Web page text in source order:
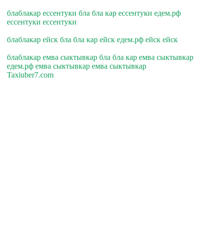
блаблакар ессентуки бла бла кар ессентуки едем.рф
ессентуки ессентуки
блаблакар ейск бла бла кар ейск едем.рф ейск ейск
блаблакар емва сыктывкар бла бла кар емва сыктывкар
едем.рф емва сыктывкар емва сыктывкар
Taxiuber7.com